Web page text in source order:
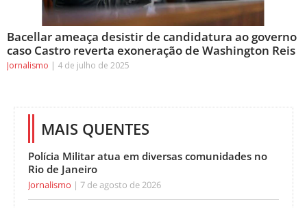
Bacellar ameaça desistir de candidatura ao governo
caso Castro reverta exoneração de Washington Reis
Jornalismo 4 de julho de 2025
MAIS QUENTES
Polícia Militar atua em diversas comunidades no
Rio de Janeiro
Jornalismo 7 de agosto de 2026